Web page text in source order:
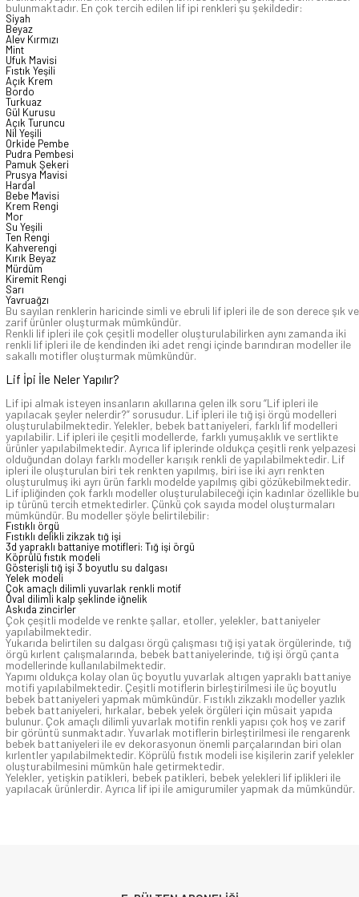
bulunmaktadır. En çok tercih edilen lif ipi renkleri şu şekildedir:
Siyah
Beyaz
Alev Kırmızı
Mint
Ufuk Mavisi
Fıstık Yeşili
Açık Krem
Bordo
Turkuaz
Gül Kurusu
Açık Turuncu
Nil Yeşili
Orkide Pembe
Pudra Pembesi
Pamuk Şekeri
Prusya Mavisi
Hardal
Bebe Mavisi
Krem Rengi
Mor
Su Yeşili
Ten Rengi
Kahverengi
Kırık Beyaz
Mürdüm
Kiremit Rengi
Sarı
Yavruağzı
Bu sayılan renklerin haricinde simli ve ebruli lif ipleri ile de son derece şık ve
zarif ürünler oluşturmak mümkündür.
Renkli lif ipleri ile çok çeşitli modeller oluşturulabilirken aynı zamanda iki
renkli lif ipleri ile de kendinden iki adet rengi içinde barındıran modeller ile
sakallı motifler oluşturmak mümkündür.
Lif İpi İle Neler Yapılır?
Lif ipi almak isteyen insanların akıllarına gelen ilk soru “Lif ipleri ile
yapılacak şeyler nelerdir?” sorusudur. Lif ipleri ile tığ işi örgü modelleri
oluşturulabilmektedir. Yelekler, bebek battaniyeleri, farklı lif modelleri
yapılabilir. Lif ipleri ile çeşitli modellerde, farklı yumuşaklık ve sertlikte
ürünler yapılabilmektedir. Ayrıca lif iplerinde oldukça çeşitli renk yelpazesi
olduğundan dolayı farklı modeller karışık renkli de yapılabilmektedir. Lif
ipleri ile oluşturulan biri tek renkten yapılmış, biri ise iki ayrı renkten
oluşturulmuş iki ayrı ürün farklı modelde yapılmış gibi gözükebilmektedir.
Lif ipliğinden çok farklı modeller oluşturulabileceği için kadınlar özellikle bu
ip türünü tercih etmektedirler. Çünkü çok sayıda model oluşturmaları
mümkündür. Bu modeller şöyle belirtilebilir:
Fıstıklı örgü
Fıstıklı delikli zikzak tığ işi
3d yapraklı battaniye motifleri: Tığ işi örgü
Köprülü fıstık modeli
Gösterişli tığ işi 3 boyutlu su dalgası
Yelek modeli
Çok amaçlı dilimli yuvarlak renkli motif
Oval dilimli kalp şeklinde iğnelik
Askıda zincirler
Çok çeşitli modelde ve renkte şallar, etoller, yelekler, battaniyeler
yapılabilmektedir.
Yukarıda belirtilen su dalgası örgü çalışması tığ işi yatak örgülerinde, tığ
örgü kırlent çalışmalarında, bebek battaniyelerinde, tığ işi örgü çanta
modellerinde kullanılabilmektedir.
Yapımı oldukça kolay olan üç boyutlu yuvarlak altıgen yapraklı battaniye
motifi yapılabilmektedir. Çeşitli motiflerin birleştirilmesi ile üç boyutlu
bebek battaniyeleri yapmak mümkündür. Fıstıklı zikzaklı modeller yazlık
bebek battaniyeleri, hırkalar, bebek yelek örgüleri için müsait yapıda
bulunur. Çok amaçlı dilimli yuvarlak motifin renkli yapısı çok hoş ve zarif
bir görüntü sunmaktadır. Yuvarlak motiflerin birleştirilmesi ile rengarenk
bebek battaniyeleri ile ev dekorasyonun önemli parçalarından biri olan
kırlentler yapılabilmektedir. Köprülü fıstık modeli ise kişilerin zarif yelekler
oluşturabilmesini mümkün hale getirmektedir.
Yelekler, yetişkin patikleri, bebek patikleri, bebek yelekleri lif iplikleri ile
yapılacak ürünlerdir. Ayrıca lif ipi ile amigurumiler yapmak da mümkündür.